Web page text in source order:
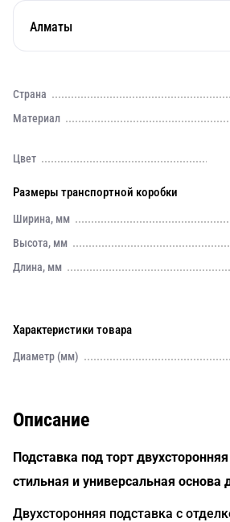
Алматы
Страна
Материал
Цвет
Размеры транспортной коробки
Ширина, мм
Высота, мм
Длина, мм
Характеристики товара
Диаметр (мм)
Описание
Подставка под торт
стильная и универсальная основа
Двухсторонняя подставка с